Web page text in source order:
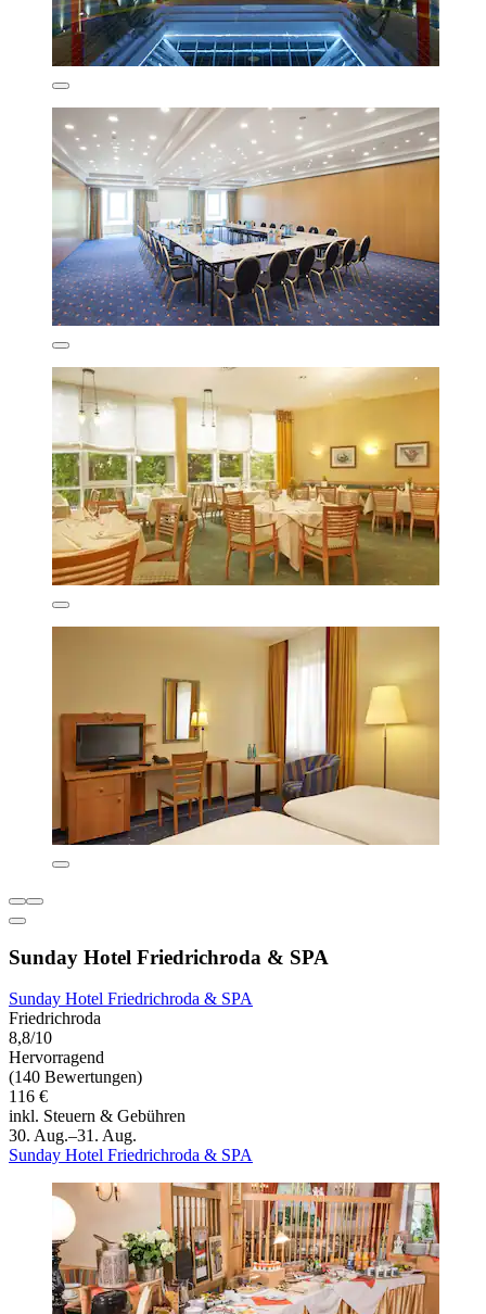
Sunday Hotel Friedrichroda & SPA
Sunday Hotel Friedrichroda & SPA
Friedrichroda
8,8/10
Hervorragend
(140 Bewertungen)
116 €
inkl. Steuern & Gebühren
30. Aug.–31. Aug.
Sunday Hotel Friedrichroda & SPA